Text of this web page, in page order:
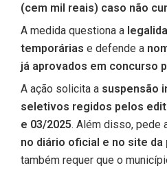
(cem mil reais) caso não
A medida questiona a
temporárias e defende a
já aprovados em concurso
A ação solicita a suspensão
seletivos regidos pelos
e 03/2025. Além disso, pede
no diário oficial e no site
também requer que o